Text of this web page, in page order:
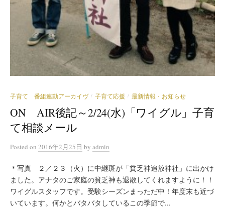
子育て 番組連動アーカイヴ / 子育て応援 / 最新情報・お知らせ
ON AIR後記～2/24(水)「ワイグル」子育
て相談メール
Posted on 2016年2月25日 by admin
＊写真 ２／２３（火）に中継斑が「貧乏神追放神社」に出かけ
ました。アナタのご家庭の貧乏神も退散してくれますように！！
ワイグルスタッフです。受験シーズンまっただ中！年度末も近づ
いています。何かとバタバタしているこの季節で...